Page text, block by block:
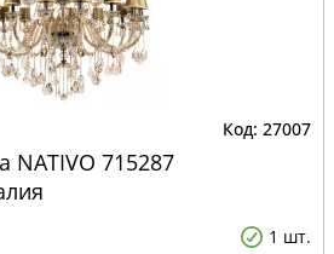
27007
NATIVO 715287
1 шт.